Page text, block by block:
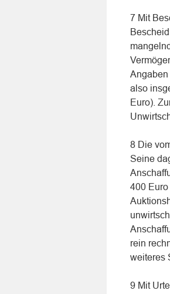
7 Mit
Angaben
also
Euro).
8 Die
Seine
400
rein
weiteres
9 Mit